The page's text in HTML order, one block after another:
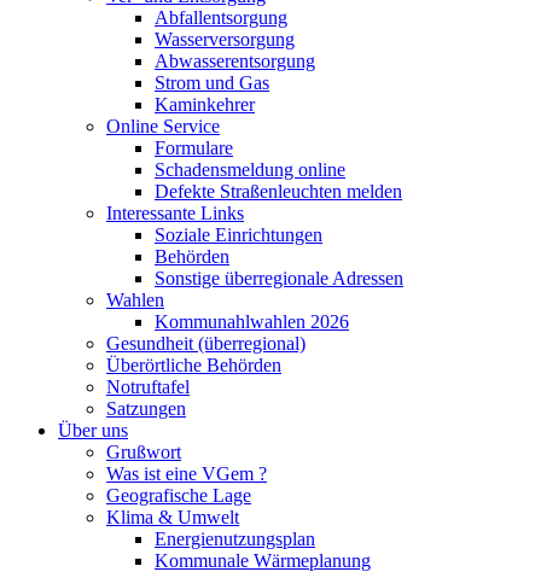
Abfallentsorgung
Wasserversorgung
Abwasserentsorgung
Strom und Gas
Kaminkehrer
Online Service
Formulare
Schadensmeldung online
Defekte Straßenleuchten melden
Interessante Links
Soziale Einrichtungen
Behörden
Sonstige überregionale Adressen
Wahlen
Kommunahlwahlen 2026
Gesundheit (überregional)
Überörtliche Behörden
Notruftafel
Satzungen
Über uns
Grußwort
Was ist eine VGem ?
Geografische Lage
Klima & Umwelt
Energienutzungsplan
Kommunale Wärmeplanung